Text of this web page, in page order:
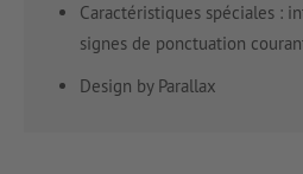
Caractéristiques spéciales :
signes de ponctuation
Design by Parallax